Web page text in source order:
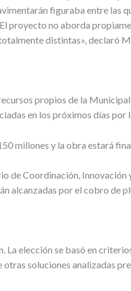
figuraba entre
proyecto no aborda
distintas», declaró
propios de la
en los próximos días por
millones y la obra estará
de Coordinación, Innovación
alcanzadas por el cobro
elección se basó en
soluciones analizadas